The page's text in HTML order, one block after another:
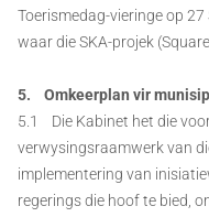
Toerismedag-vieringe op
waar die SKA-projek
5. Omkeerplan vir
5.1 Die Kabinet het die
verwysingsraamwerk van
implementering van
regerings die hoof te bied,